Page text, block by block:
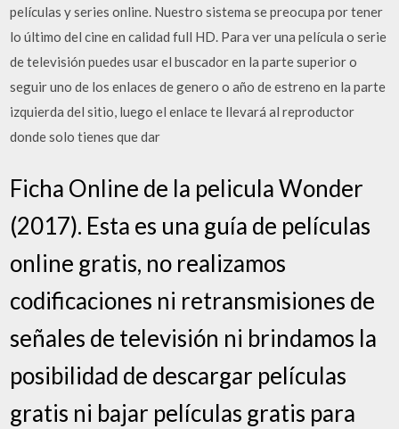
películas y series online. Nuestro sistema se preocupa por tener
lo último del cine en calidad full HD. Para ver una película o serie
de televisión puedes usar el buscador en la parte superior o
seguir uno de los enlaces de genero o año de estreno en la parte
izquierda del sitio, luego el enlace te llevará al reproductor
donde solo tienes que dar
Ficha Online de la pelicula Wonder
(2017). Esta es una guía de películas
online gratis, no realizamos
codificaciones ni retransmisiones de
señales de televisión ni brindamos la
posibilidad de descargar películas
gratis ni bajar películas gratis para